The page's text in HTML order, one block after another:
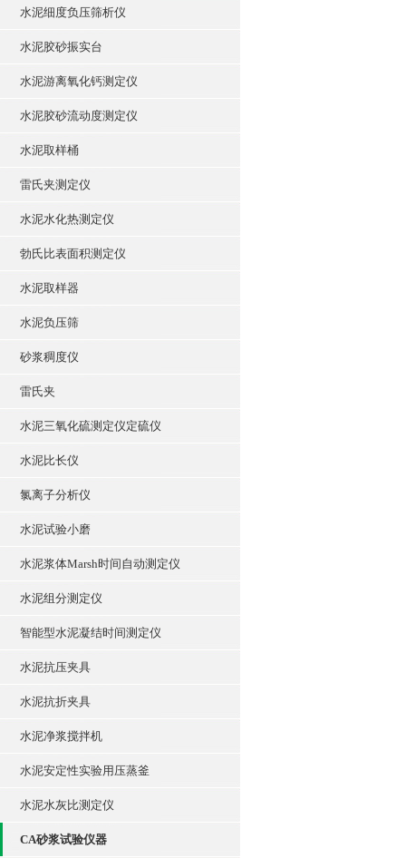
水泥细度负压筛析仪
水泥胶砂振实台
水泥游离氧化钙测定仪
水泥胶砂流动度测定仪
水泥取样桶
雷氏夹测定仪
水泥水化热测定仪
勃氏比表面积测定仪
水泥取样器
水泥负压筛
砂浆稠度仪
雷氏夹
水泥三氧化硫测定仪定硫仪
水泥比长仪
氯离子分析仪
水泥试验小磨
水泥浆体Marsh时间自动测定仪
水泥组分测定仪
智能型水泥凝结时间测定仪
水泥抗压夹具
水泥抗折夹具
水泥净浆搅拌机
水泥安定性实验用压蒸釜
水泥水灰比测定仪
CA砂浆试验仪器